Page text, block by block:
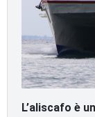
L’aliscafo è